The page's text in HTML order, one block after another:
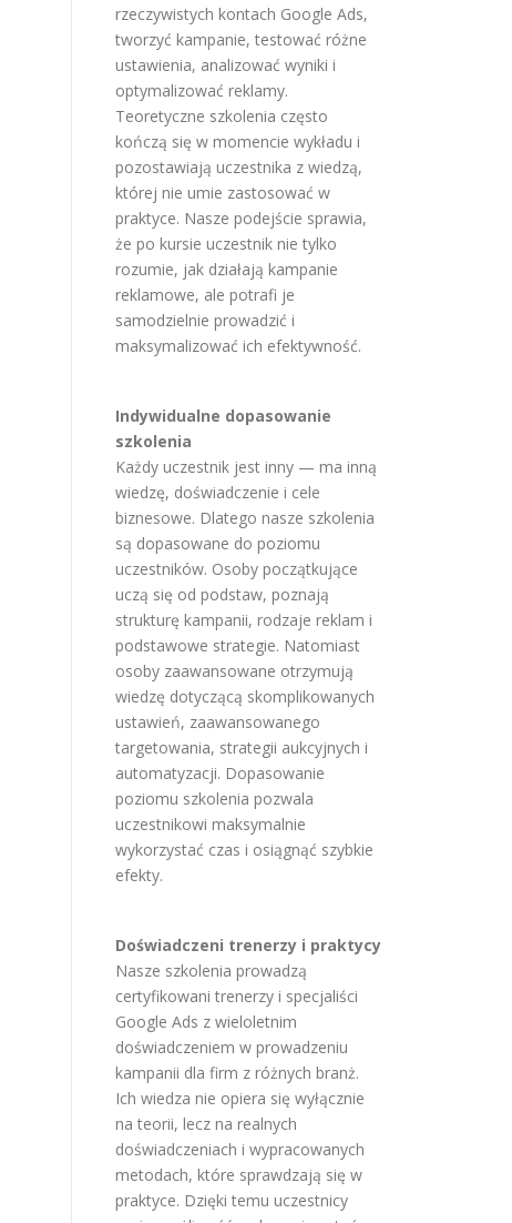
rzeczywistych kontach Google Ads,
tworzyć kampanie, testować różne
ustawienia, analizować wyniki i
optymalizować reklamy.
Teoretyczne szkolenia często
kończą się w momencie wykładu i
pozostawiają uczestnika z wiedzą,
której nie umie zastosować w
praktyce. Nasze podejście sprawia,
że po kursie uczestnik nie tylko
rozumie, jak działają kampanie
reklamowe, ale potrafi je
samodzielnie prowadzić i
maksymalizować ich efektywność.
Indywidualne dopasowanie
szkolenia
Każdy uczestnik jest inny — ma inną
wiedzę, doświadczenie i cele
biznesowe. Dlatego nasze szkolenia
są dopasowane do poziomu
uczestników. Osoby początkujące
uczą się od podstaw, poznają
strukturę kampanii, rodzaje reklam i
podstawowe strategie. Natomiast
osoby zaawansowane otrzymują
wiedzę dotyczącą skomplikowanych
ustawień, zaawansowanego
targetowania, strategii aukcyjnych i
automatyzacji. Dopasowanie
poziomu szkolenia pozwala
uczestnikowi maksymalnie
wykorzystać czas i osiągnąć szybkie
efekty.
Doświadczeni trenerzy i praktycy
Nasze szkolenia prowadzą
certyfikowani trenerzy i specjaliści
Google Ads z wieloletnim
doświadczeniem w prowadzeniu
kampanii dla firm z różnych branż.
Ich wiedza nie opiera się wyłącznie
na teorii, lecz na realnych
doświadczeniach i wypracowanych
metodach, które sprawdzają się w
praktyce. Dzięki temu uczestnicy